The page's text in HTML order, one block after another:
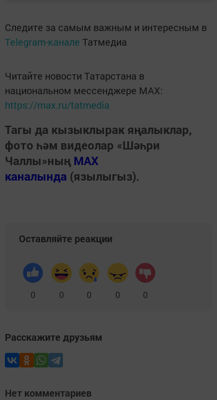
Следите за самым важным и интересным в
Telegram-канале Татмедиа
Читайте новости Татарстана в
национальном мессенджере MАХ:
https://max.ru/tatmedia
Тагы да кызыклырак яңалыклар,
фото һәм видеолар «Шәһри
Чаллы»ның MAX
каналында (язылыгыз).
Оставляйте реакции
0 0 0 0 0
Расскажите друзьям
Нет комментариев